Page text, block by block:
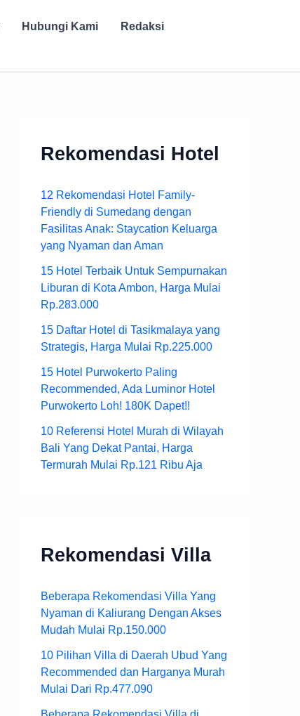
Hubungi Kami
Redaksi
Rekomendasi Hotel
12 Rekomendasi Hotel Family-
Friendly di Sumedang dengan
Fasilitas Anak: Staycation Keluarga
yang Nyaman dan Aman
15 Hotel Terbaik Untuk Sempurnakan
Liburan di Kota Ambon, Harga Mulai
Rp.283.000
15 Daftar Hotel di Tasikmalaya yang
Strategis, Harga Mulai Rp.225.000
15 Hotel Purwokerto Paling
Recommended, Ada Luminor Hotel
Purwokerto Loh! 180K Dapet!!
10 Referensi Hotel Murah di Wilayah
Bali Yang Dekat Pantai, Harga
Termurah Mulai Rp.121 Ribu Aja
Rekomendasi Villa
Beberapa Rekomendasi Villa Yang
Nyaman di Kaliurang Dengan Akses
Mudah Mulai Rp.150.000
10 Pilihan Villa di Daerah Ubud Yang
Recommended dan Harganya Murah
Mulai Dari Rp.477.090